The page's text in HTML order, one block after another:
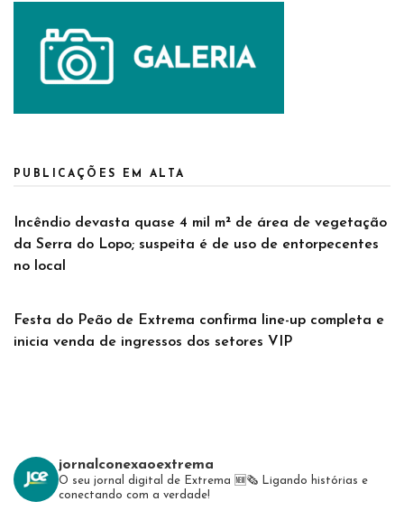
PUBLICAÇÕES EM ALTA
Incêndio devasta quase 4 mil m² de área de vegetação
da Serra do Lopo; suspeita é de uso de entorpecentes
no local
Festa do Peão de Extrema confirma line-up completa e
inicia venda de ingressos dos setores VIP
jornalconexaoextrema
O seu jornal digital de Extrema 🆕️🗞 Ligando histórias e
conectando com a verdade!